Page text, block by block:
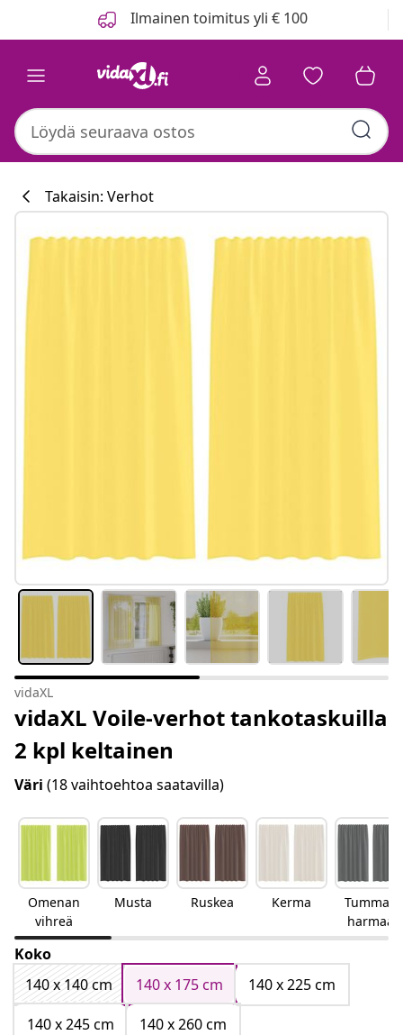
Ilmainen toimitus yli € 100
Takaisin: Verhot
vidaXL
vidaXL Voile-verhot tankotaskuilla
2 kpl keltainen
Väri (18 vaihtoehtoa saatavilla)
Omenan
vihreä
Musta Ruskea Kerma
Tumman
harmaa
Koko
140 x 140 cm
140 x 175 cm
140 x 225 cm
140 x 245 cm
140 x 260 cm